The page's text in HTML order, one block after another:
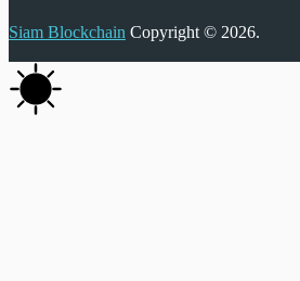
Siam Blockchain Copyright © 2026.